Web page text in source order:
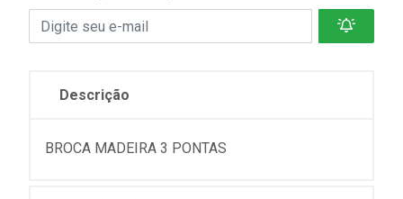
Descrição
BROCA MADEIRA 3 PONTAS